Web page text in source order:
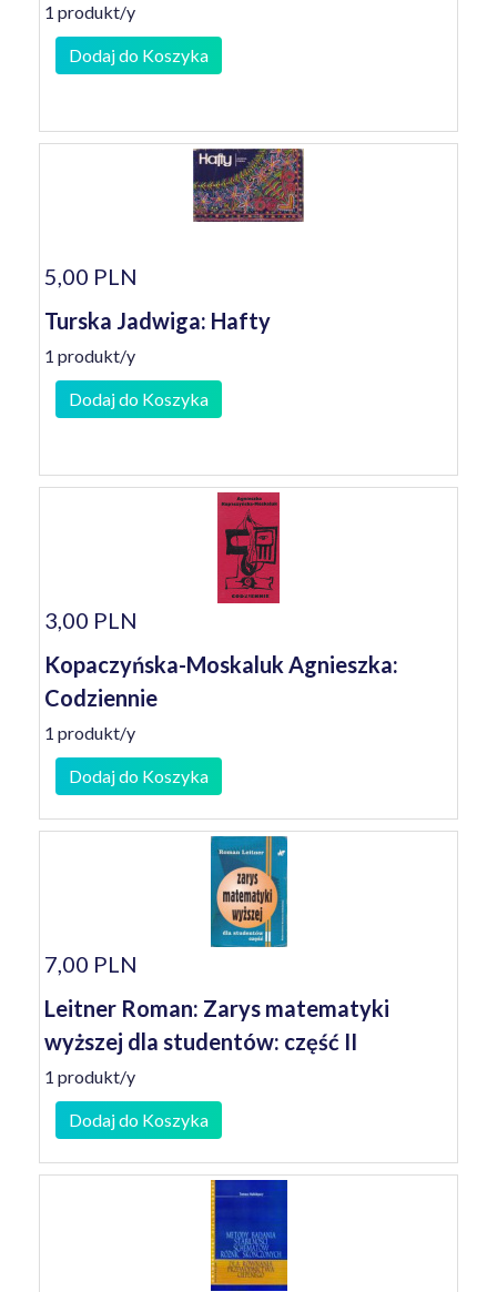
1 produkt/y
Dodaj do Koszyka
5,00 PLN
Turska Jadwiga: Hafty
1 produkt/y
Dodaj do Koszyka
3,00 PLN
Kopaczyńska-Moskaluk Agnieszka:
Codziennie
1 produkt/y
Dodaj do Koszyka
7,00 PLN
Leitner Roman: Zarys matematyki
wyższej dla studentów: część II
1 produkt/y
Dodaj do Koszyka